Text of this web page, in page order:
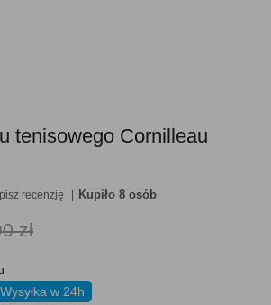
tenisowego Cornilleau
recenzję Kupiło 8 osób
zł
Wysyłka w 24h